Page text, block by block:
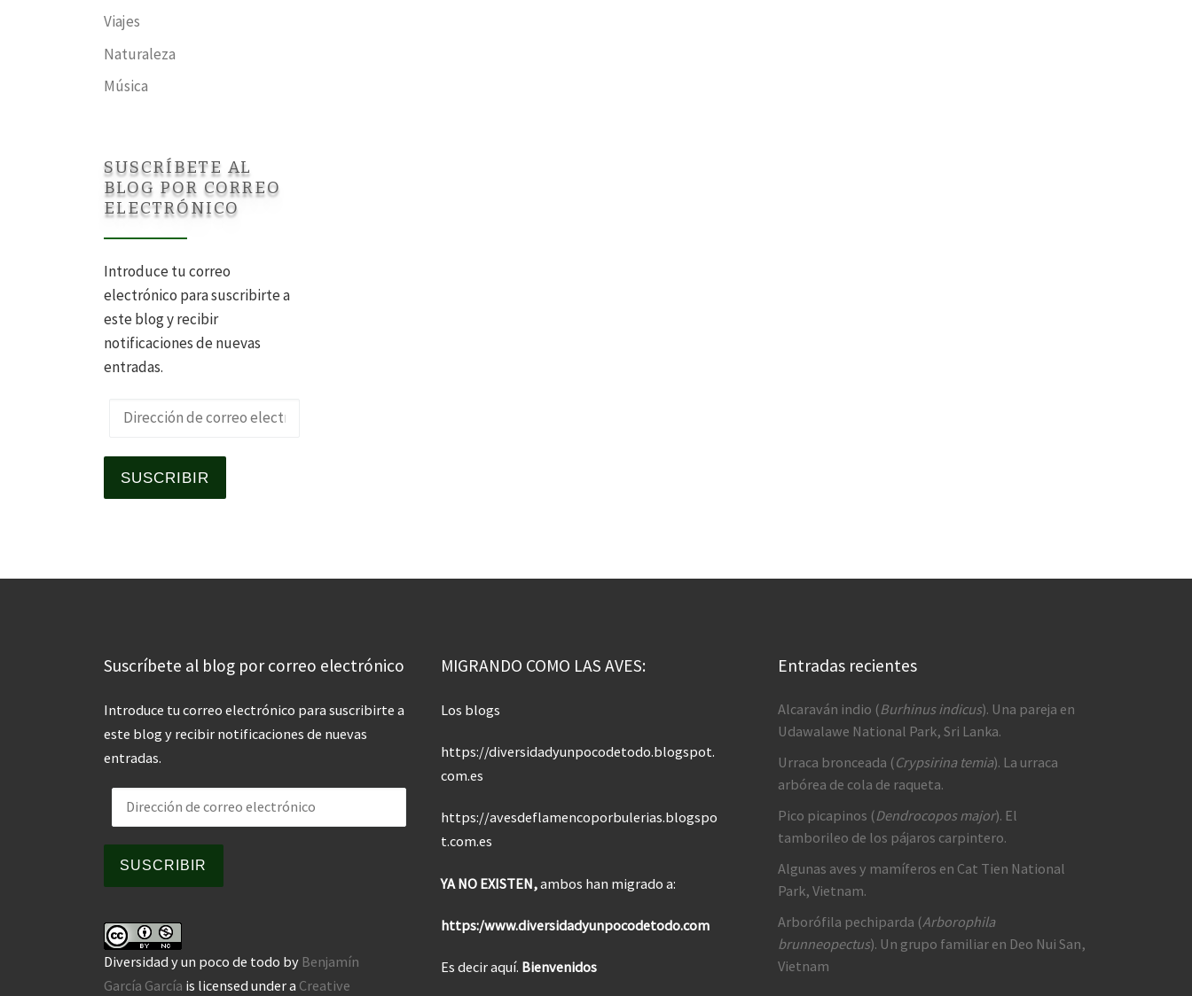
Viajes
Naturaleza
Música
SUSCRÍBETE AL
BLOG POR CORREO
ELECTRÓNICO
Introduce tu correo
electrónico para suscribirte a
este blog y recibir
notificaciones de nuevas
entradas.
Dirección de correo electrónico
SUSCRIBIR
Suscríbete al blog por correo electrónico
Introduce tu correo electrónico para suscribirte a
este blog y recibir notificaciones de nuevas
entradas.
Dirección de correo electrónico
SUSCRIBIR
Diversidad y un poco de todo by Benjamín
García García is licensed under a Creative
MIGRANDO COMO LAS AVES:
Los blogs
https://diversidadyunpocodetodo.blogspot.
com.es
https://avesdeflamencoporbulerias.blogspo
t.com.es
YA NO EXISTEN,ambos han migrado a:
https:/www.diversidadyunpocodetodo.com
Es decir aquí. Bienvenidos
Entradas recientes
Alcaraván indio (Burhinus indicus). Una pareja en
Udawalawe National Park, Sri Lanka.
Urraca bronceada (Crypsirina temia). La urraca
arbórea de cola de raqueta.
Pico picapinos (Dendrocopos major). El
tamborileo de los pájaros carpintero.
Algunas aves y mamíferos en Cat Tien National
Park, Vietnam.
Arborófila pechiparda (Arborophila
brunneopectus). Un grupo familiar en Deo Nui San,
Vietnam